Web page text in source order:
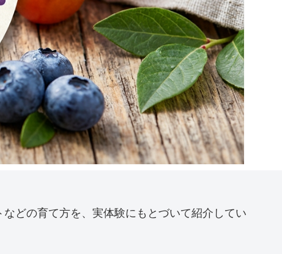
どの育て方を、実体験にもとづいて紹介してい